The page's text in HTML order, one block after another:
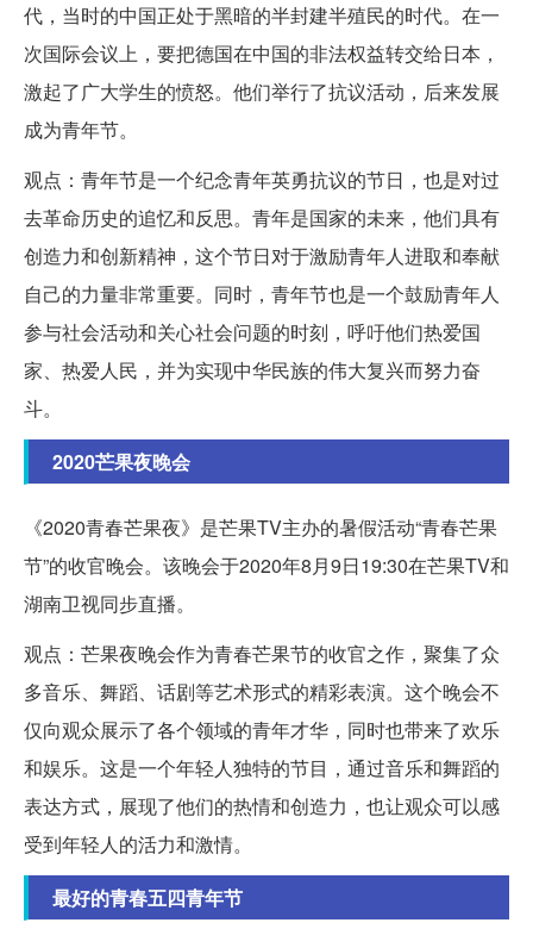
代，当时的中国正处于黑暗的半封建半殖民的时代。在一
次国际会议上，要把德国在中国的非法权益转交给日本，
激起了广大学生的愤怒。他们举行了抗议活动，后来发展
成为青年节。
观点：青年节是一个纪念青年英勇抗议的节日，也是对过
去革命历史的追忆和反思。青年是国家的未来，他们具有
创造力和创新精神，这个节日对于激励青年人进取和奉献
自己的力量非常重要。同时，青年节也是一个鼓励青年人
参与社会活动和关心社会问题的时刻，呼吁他们热爱国
家、热爱人民，并为实现中华民族的伟大复兴而努力奋
斗。
2020芒果夜晚会
《2020青春芒果夜》是芒果TV主办的暑假活动“青春芒果
节”的收官晚会。该晚会于2020年8月9日19:30在芒果TV和
湖南卫视同步直播。
观点：芒果夜晚会作为青春芒果节的收官之作，聚集了众
多音乐、舞蹈、话剧等艺术形式的精彩表演。这个晚会不
仅向观众展示了各个领域的青年才华，同时也带来了欢乐
和娱乐。这是一个年轻人独特的节目，通过音乐和舞蹈的
表达方式，展现了他们的热情和创造力，也让观众可以感
受到年轻人的活力和激情。
最好的青春五四青年节